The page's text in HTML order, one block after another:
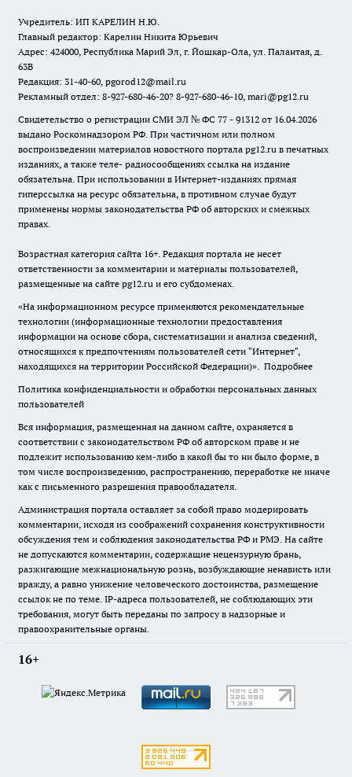
Учредитель: ИП КАРЕЛИН Н.Ю.
Главный редактор: Карелин Никита Юрьевич
Адрес: 424000, Республика Марий Эл, г. Йошкар-Ола, ул. Палантая, д.
63В
Редакция: 31-40-60, pgorod12@mail.ru
Рекламный отдел: 8-927-680-46-20? 8-927-680-46-10, mari@pg12.ru
Свидетельство о регистрации СМИ ЭЛ № ФС 77 - 91312 от 16.04.2026
выдано Роскомнадзором РФ. При частичном или полном
воспроизведении материалов новостного портала pg12.ru в печатных
изданиях, а также теле- радиосообщениях ссылка на издание
обязательна. При использовании в Интернет-изданиях прямая
гиперссылка на ресурс обязательна, в противном случае будут
применены нормы законодательства РФ об авторских и смежных
правах.
Возрастная категория сайта 16+. Редакция портала не несет
ответственности за комментарии и материалы пользователей,
размещенные на сайте pg12.ru и его субдоменах.
«На информационном ресурсе применяются рекомендательные
технологии (информационные технологии предоставления
информации на основе сбора, систематизации и анализа сведений,
относящихся к предпочтениям пользователей сети "Интернет",
находящихся на территории Российской Федерации)». Подробнее
Политика конфиденциальности и обработки персональных данных
пользователей
Вся информация, размещенная на данном сайте, охраняется в
соответствии с законодательством РФ об авторском праве и не
подлежит использованию кем-либо в какой бы то ни было форме, в
том числе воспроизведению, распространению, переработке не иначе
как с письменного разрешения правообладателя.
Администрация портала оставляет за собой право модерировать
комментарии, исходя из соображений сохранения конструктивности
обсуждения тем и соблюдения законодательства РФ и РМЭ. На сайте
не допускаются комментарии, содержащие нецензурную брань,
разжигающие межнациональную рознь, возбуждающие ненависть или
вражду, а равно унижение человеческого достоинства, размещение
ссылок не по теме. IP-адреса пользователей, не соблюдающих эти
требования, могут быть переданы по запросу в надзорные и
правоохранительные органы.
16+